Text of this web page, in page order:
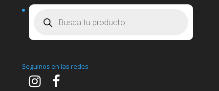
Seguinos en las redes